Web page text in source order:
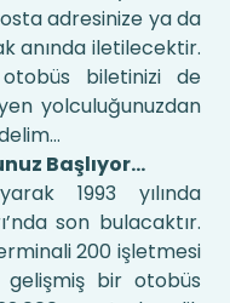
adresinize ya da
anında iletilecektir.
biletinizi de
yolculuğunuzdan
Başlıyor…
1993 yılında
son bulacaktır.
200 işletmesi
gelişmiş bir otobüs